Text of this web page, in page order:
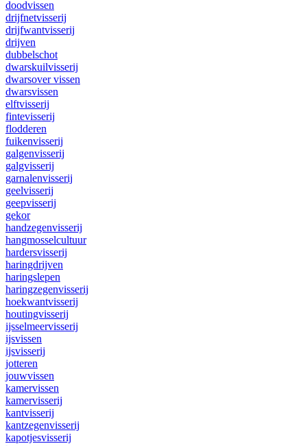
doodvissen
drijfnetvisserij
drijfwantvisserij
drijven
dubbelschot
dwarskuilvisserij
dwarsover vissen
dwarsvissen
elftvisserij
fintevisserij
flodderen
fuikenvisserij
galgenvisserij
galgvisserij
garnalenvisserij
geelvisserij
geepvisserij
gekor
handzegenvisserij
hangmosselcultuur
hardersvisserij
haringdrijven
haringslepen
haringzegenvisserij
hoekwantvisserij
houtingvisserij
ijsselmeervisserij
ijsvissen
ijsvisserij
jotteren
jouwvissen
kamervissen
kamervisserij
kantvisserij
kantzegenvisserij
kapotjesvisserij